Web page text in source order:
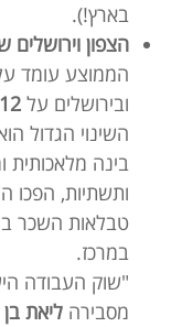
בארץ!).
הצפון וירושלים
הממוצע עומד
ובירושלים על
ותשתיות, הפכו
טבלאות השכר
במרכז.
"שוק העבודה
מסבירה ליאת